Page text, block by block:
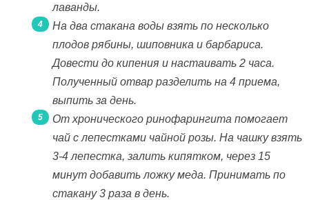
лаванды.
На два стакана воды взять по несколько
плодов рябины, шиповника и барбариса.
Довести до кипения и настаивать 2 часа.
Полученный отвар разделить на 4 приема,
выпить за день.
От хронического ринофарингита помогает
чай с лепестками чайной розы. На чашку взять
3-4 лепестка, залить кипятком, через 15
минут добавить ложку меда. Принимать по
стакану 3 раза в день.